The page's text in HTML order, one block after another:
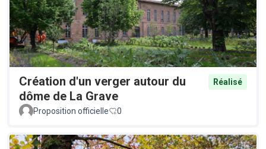
Création d'un verger autour du
dôme de La Grave
Réalisé
Proposition officielle 0